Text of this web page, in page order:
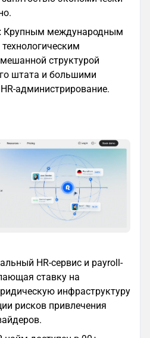
Крупным международным
структурой
штата и большими
администрирование.
HR-сервис и payroll-
ставку на
инфраструктуру
рисков привлечения